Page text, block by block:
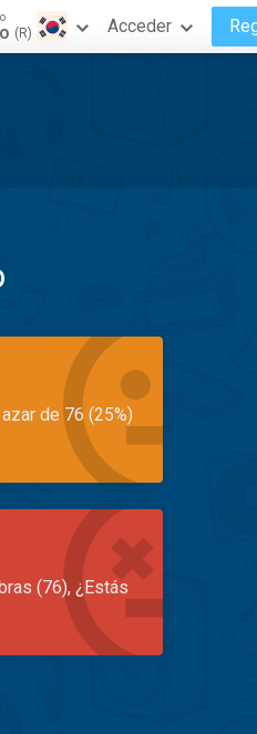
(R) Acceder
de 76 (25%)
(76), ¿Estás